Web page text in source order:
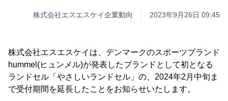
株式会社エスエスケイ企業動向 2023年9月26日 09:45
株式会社エスエスケイは、デンマークのスポーツブランド
hummel(ヒュンメル)が発表したブランドとして初となる
ランドセル「やさしいランドセル」の、2024年2月中旬ま
で受付期間を延長したことをお知らせいたします。